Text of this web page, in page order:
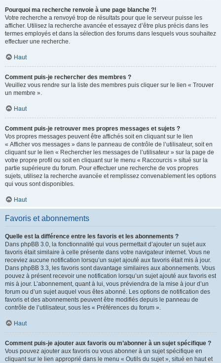
Pourquoi ma recherche renvoie à une page blanche ?!
Votre recherche a renvoyé trop de résultats pour que le serveur puisse les
afficher. Utilisez la recherche avancée et essayez d’être plus précis dans les
termes employés et dans la sélection des forums dans lesquels vous souhaitez
effectuer une recherche.
Haut
Comment puis-je rechercher des membres ?
Veuillez vous rendre sur la liste des membres puis cliquer sur le lien « Trouver
un membre ».
Haut
Comment puis-je retrouver mes propres messages et sujets ?
Vos propres messages peuvent être affichés soit en cliquant sur le lien
« Afficher vos messages » dans le panneau de contrôle de l’utilisateur, soit en
cliquant sur le lien « Rechercher les messages de l’utilisateur » sur la page de
votre propre profil ou soit en cliquant sur le menu « Raccourcis » situé sur la
partie supérieure du forum. Pour effectuer une recherche de vos propres
sujets, utilisez la recherche avancée et remplissez convenablement les options
qui vous sont disponibles.
Haut
Favoris et abonnements
Quelle est la différence entre les favoris et les abonnements ?
Dans phpBB 3.0, la fonctionnalité qui vous permettait d’ajouter un sujet aux
favoris était similaire à celle présente dans votre navigateur internet. Vous ne
receviez aucune notification lorsqu’un sujet ajouté aux favoris était mis à jour.
Dans phpBB 3.3, les favoris sont davantage similaires aux abonnements. Vous
pouvez à présent recevoir une notification lorsqu’un sujet ajouté aux favoris est
mis à jour. L’abonnement, quant à lui, vous préviendra de la mise à jour d’un
forum ou d’un sujet auquel vous êtes abonné. Les options de notification des
favoris et des abonnements peuvent être modifiés depuis le panneau de
contrôle de l’utilisateur, sous les « Préférences du forum ».
Haut
Comment puis-je ajouter aux favoris ou m’abonner à un sujet spécifique ?
Vous pouvez ajouter aux favoris ou vous abonner à un sujet spécifique en
cliquant sur le lien approprié dans le menu « Outils du sujet », situé en haut et